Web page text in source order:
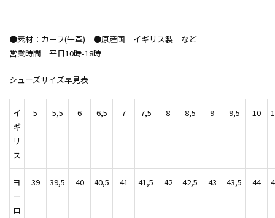
●素材：カーフ(牛革) ●原産国 イギリス製 など
営業時間 平日10時-18時
シューズサイズ早見表
イ
ギ
リ
ス
5 5,5 6 6,5 7 7,5 8 8,5 9 9,5 10
ヨ
ー
ロ
39 39,5 40 40,5 41 41,5 42 42,5 43 43,5 44